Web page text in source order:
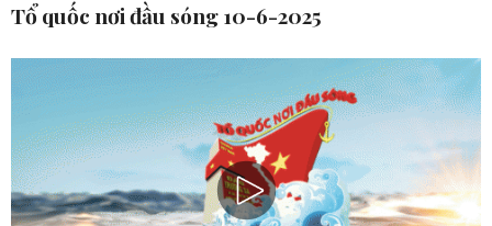
Tổ quốc nơi đầu sóng 10-6-2025